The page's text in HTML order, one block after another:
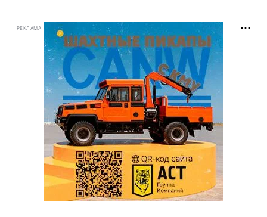
РЕКЛАМА